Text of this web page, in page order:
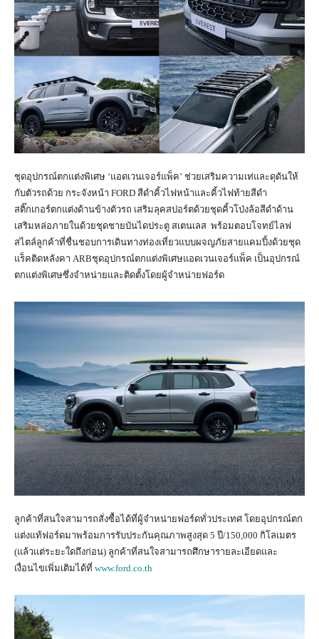
ชุดอุปกรณ์ตกแต่งพิเศษ ‘แอดเวนเจอร์แพ็ค’ ช่วยเสริมความเท่และดุดันให้
กับตัวรถด้วย กระจังหน้า FORD สีดำคิ้วไฟหน้าและคิ้วไฟท้ายสีดำ
สติ๊กเกอร์ตกแต่งด้านข้างตัวรถ เสริมลุคสปอร์ตด้วยชุดคิ้วโป่งล้อสีดำด้าน
เสริมหล่อภายในด้วยชุดชายบันไดประตู สเตนเลส พร้อมตอบโจทย์ไลฟ
สไตล์ลูกค้าที่ชื่นชอบการเดินทางท่องเที่ยวแบบผจญภัยสายแคมปิ้งด้วยชุด
แร็คติดหลังคา ARBชุดอุปกรณ์ตกแต่งพิเศษแอดเวนเจอร์แพ็ค เป็นอุปกรณ์
ตกแต่งพิเศษซึ่งจำหน่ายและติดตั้งโดยผู้จำหน่ายฟอร์ด
ลูกค้าที่สนใจสามารถสั่งซื้อได้ที่ผู้จำหน่ายฟอร์ดทั่วประเทศ โดยอุปกรณ์ตก
แต่งแท้ฟอร์ดมาพร้อมการรับประกันคุณภาพสูงสุด 5 ปี/150,000 กิโลเมตร
(แล้วแต่ระยะใดถึงก่อน) ลูกค้าที่สนใจสามารถศึกษารายละเอียดและ
เงื่อนไขเพิ่มเติมได้ที่ www.ford.co.th